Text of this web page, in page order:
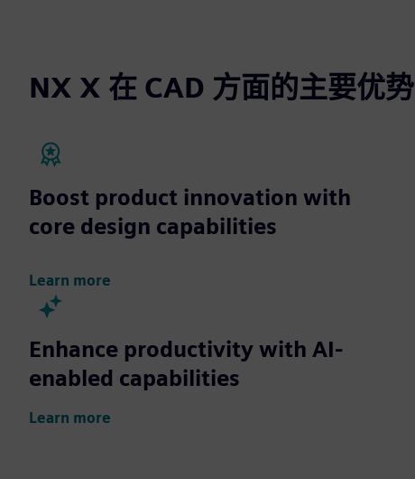
NX X 在 CAD 方面的主要优势
Boost product innovation with
core design capabilities
Learn more
Enhance productivity with AI-
enabled capabilities
Learn more